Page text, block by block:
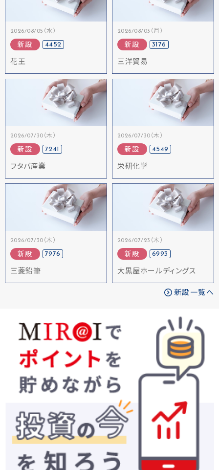
2026/08/05（水）
新設 4452
花王
2026/08/03（月）
新設 3176
三洋貿易
2026/07/30（木）
新設 7241
フタバ産業
2026/07/30（木）
新設 4549
栄研化学
2026/07/30（木）
新設 7976
三菱鉛筆
2026/07/23（木）
新設 6993
大黒屋ホールディングス
新設一覧へ